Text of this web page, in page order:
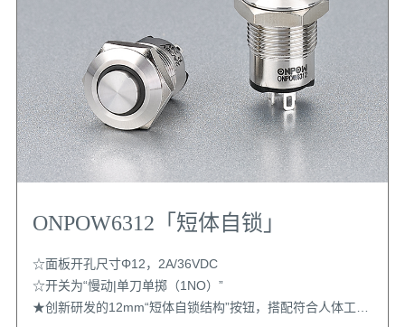
ONPOW6312「短体自锁」
☆面板开孔尺寸Φ12，2A/36VDC
☆开关为“慢动|单刀单掷（1NO）”
★创新研发的12mm“短体自锁结构”按钮，搭配符合人体工程